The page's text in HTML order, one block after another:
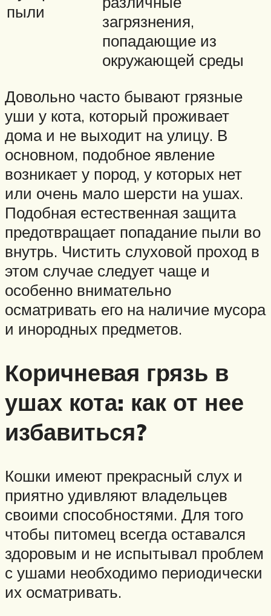
пыли
загрязнения,
попадающие из
окружающей среды
Довольно часто бывают грязные
уши у кота, который проживает
дома и не выходит на улицу. В
основном, подобное явление
возникает у пород, у которых нет
или очень мало шерсти на ушах.
Подобная естественная защита
предотвращает попадание пыли во
внутрь. Чистить слуховой проход в
этом случае следует чаще и
особенно внимательно
осматривать его на наличие мусора
и инородных предметов.
Коричневая грязь в
ушах кота: как от нее
избавиться?
Кошки имеют прекрасный слух и
приятно удивляют владельцев
своими способностями. Для того
чтобы питомец всегда оставался
здоровым и не испытывал проблем
с ушами необходимо периодически
их осматривать.